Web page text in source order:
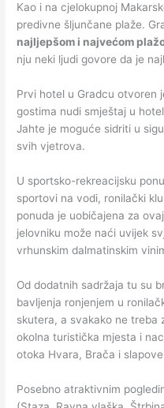
Kao i na cjelokupnoj
predivne šljunčane plaže.
najljepšom i najvećom
nju neki ljudi govore da je
Prvi hotel u Gradcu otvoren
gostima nudi smještaj u
Jahte je moguće sidriti u
svih vjetrova.
U sportsko-rekreacijsku
sportovi na vodi, ronilački
ponuda je uobičajena za
jelovniku može naći uvijek
vrhunskim dalmatinskim
Od dodatnih sadržaja tu su
bavljenja ronjenjem u
skutera, a svakako ne treba
okolna turistička mjesta i
otoka Hvara, Brača i
Posebno atraktivnim